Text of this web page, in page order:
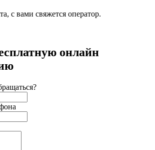
с вами свяжется оператор.
онлайн